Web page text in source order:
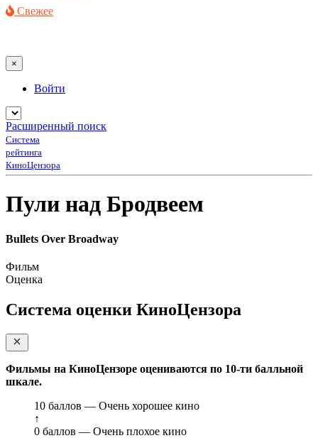
Свежее
×
Войти
Расширенный поиск
Система
рейтинга
КиноЦензора
Пули над Бродвеем
Bullets Over Broadway
Фильм
Оценка
Система оценки КиноЦензора
Фильмы на КиноЦензоре оцениваются по 10-ти балльной
шкале.
10 баллов — Очень хорошее кино
↑
0 баллов — Очень плохое кино